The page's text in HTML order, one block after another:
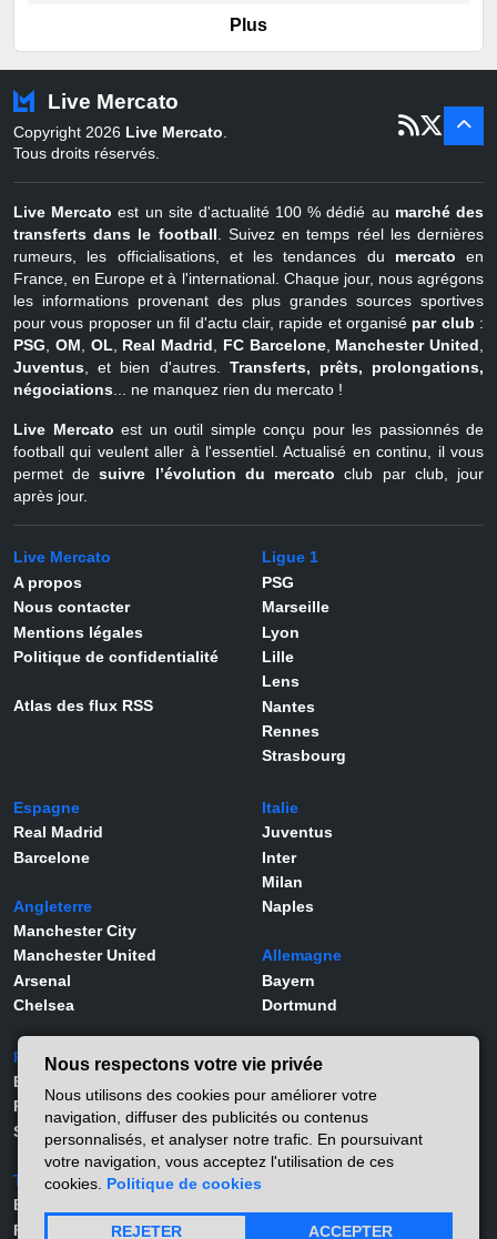
Portugal
Pays-Bas
22 juin - 2 sept
Belgique
juil - 31
Plus
Live Mercato
Copyright 2026 Live Mercato
Tous droits réservés.
Live Mercato est un site d'actualité 100 % dédié au marché des
transferts dans le football . Suivez en temps réel les dernières
rumeurs, les officialisations, et les tendances du mercato en
France, en Europe et à l'international. Chaque jour, nous agrégons
les informations provenant des plus grandes sources sportives
pour vous proposer un fil d'actu clair, rapide et organisé par club :
PSG
OM OL Real Madrid FC Barcelone, Manchester United
Juventus , et bien d'autres. Transferts, prêts, prolongations,
négociations ... ne manquez rien du mercato !
Live Mercato est un outil simple conçu pour les passionnés de
football qui veulent aller à l'essentiel. Actualisé en continu, il vous
permet desuivre l’évolution du mercato club par club, jour
après jour.
Live Mercato
A propos
Nous contacter
Mentions légales
Politique de confidentialité
Atlas des flux RSS
Ligue 1
PSG
Marseille
Lyon
Lille
Lens
Nantes
Rennes
Strasbourg
Espagne
Real Madrid
Barcelone
Angleterre
Manchester City
Manchester United
Arsenal
Chelsea
Italie
Juventus
Inter
Milan
Naples
Allemagne
Bayern
Dortmund
Portugal
Benfica
Porto
Sporting
Turquie
Besiktas
Fernerbahçe
Joueurs
Lamine Yamal
Rodrygo
Vinicius Jr
Matthis Abline
Nous respectons votre vie privée
Nous utilisons des cookies pour améliorer votre
navigation, diffuser des publicités ou contenus
personnalisés, et analyser notre trafic. En poursuivant
votre navigation, vous acceptez l'utilisation de ces
cookies. Politique de cookies
REJETER ACCEPTER